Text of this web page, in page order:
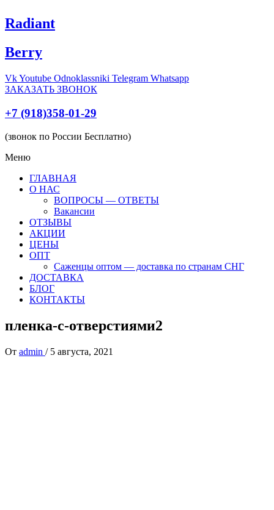
Radiant
Berry
VkYoutube Odnoklassniki Telegram Whatsapp
ЗАКАЗАТЬ ЗВОНОК
+7 (918)358-01-29
(звонок по России Бесплатно)
Меню
ГЛАВНАЯ
О НАС
ВОПРОСЫ — ОТВЕТЫ
Вакансии
ОТЗЫВЫ
АКЦИИ
ЦЕНЫ
ОПТ
Саженцы оптом — доставка по странам СНГ
ДОСТАВКА
БЛОГ
КОНТАКТЫ
пленка-с-отверстиями2
От admin / 5 августа, 2021